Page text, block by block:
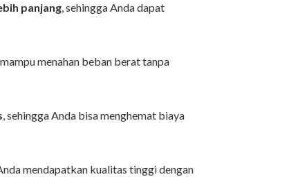
panjang, sehingga Anda dapat
menahan beban berat tanpa
, sehingga Anda bisa menghemat biaya
mendapatkan kualitas tinggi dengan